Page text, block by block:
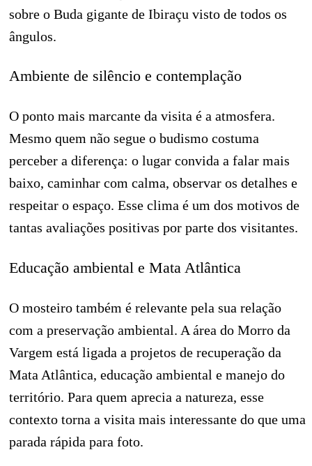
sobre o Buda gigante de Ibiraçu visto de todos os
ângulos.
Ambiente de silêncio e contemplação
O ponto mais marcante da visita é a atmosfera.
Mesmo quem não segue o budismo costuma
perceber a diferença: o lugar convida a falar mais
baixo, caminhar com calma, observar os detalhes e
respeitar o espaço. Esse clima é um dos motivos de
tantas avaliações positivas por parte dos visitantes.
Educação ambiental e Mata Atlântica
O mosteiro também é relevante pela sua relação
com a preservação ambiental. A área do Morro da
Vargem está ligada a projetos de recuperação da
Mata Atlântica, educação ambiental e manejo do
território. Para quem aprecia a natureza, esse
contexto torna a visita mais interessante do que uma
parada rápida para foto.